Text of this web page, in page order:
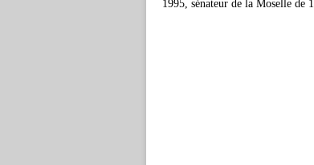
1995, sénateur de la Moselle de